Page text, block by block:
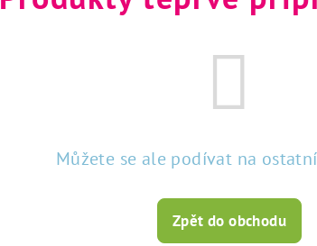
Můžete se ale podívat na
Zpět do obchodu